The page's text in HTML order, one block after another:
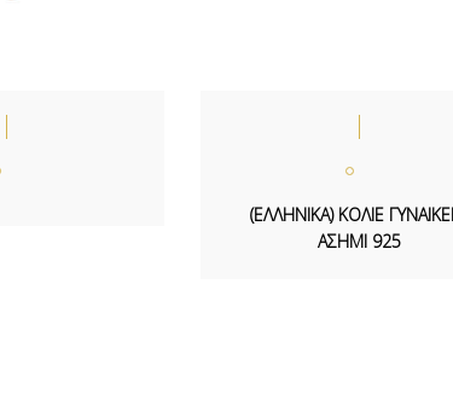
(ΕΛΛΗΝΙΚΑ) ΚΟΛΙΕ
ΑΣΗΜΙ 925